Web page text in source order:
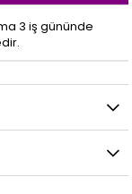
3 iş gününde